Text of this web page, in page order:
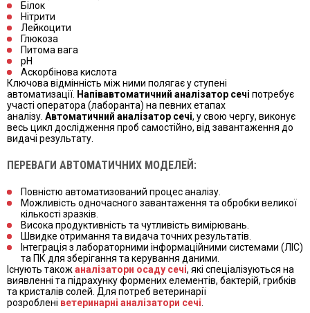
Білок
Нітрити
Лейкоцити
Глюкоза
Питома вага
pH
Аскорбінова кислота
Ключова відмінність між ними полягає у ступені
автоматизації. Напівавтоматичний аналізатор сечі потребує
участі оператора (лаборанта) на певних етапах
аналізу. Автоматичний аналізатор сечі, у свою чергу, виконує
весь цикл дослідження проб самостійно, від завантаження до
видачі результату.
ПЕРЕВАГИ АВТОМАТИЧНИХ МОДЕЛЕЙ:
Повністю автоматизований процес аналізу.
Можливість одночасного завантаження та обробки великої
кількості зразків.
Висока продуктивність та чутливість вимірювань.
Швидке отримання та видача точних результатів.
Інтеграція з лабораторними інформаційними системами (ЛІС)
та ПК для зберігання та керування даними.
Існують такожаналізатори осаду сечі, які спеціалізуються на
виявленні та підрахунку формених елементів, бактерій, грибків
та кристалів солей. Для потреб ветеринарії
розроблені ветеринарні аналізатори сечі.